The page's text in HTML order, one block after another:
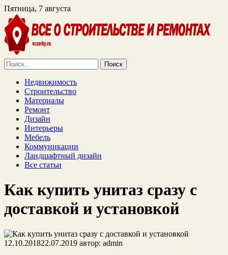
Пятница, 7 августа
Найти:
Недвижимость
Строительство
Материалы
Ремонт
Дизайн
Интерьеры
Мебель
Коммуникации
Ландшафтный дизайн
Все статьи
Как купить унитаз сразу с
доставкой и установкой
12.10.201822.07.2019 автор: admin